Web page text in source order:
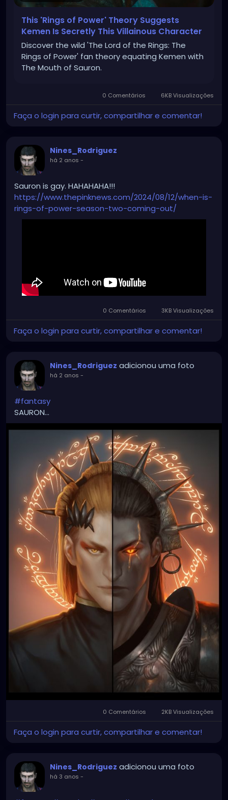
This 'Rings of Power' Theory Suggests
Kemen Is Secretly This Villainous Character
Discover the wild 'The Lord of the Rings: The
Rings of Power' fan theory equating Kemen with
The Mouth of Sauron.
0 Comentários 6KB Visualizações
Faça o login para curtir, compartilhar e comentar!
Nines_Rodriguez
há 2 anos -
Sauron is gay. HAHAHAHA!!!
https://www.thepinknews.com/2024/08/12/when-is-
rings-of-power-season-two-coming-out/
0 Comentários 3KB Visualizações
Faça o login para curtir, compartilhar e comentar!
Nines_Rodriguez adicionou uma foto
há 2 anos -
#fantasy
SAURON...
0 Comentários 2KB Visualizações
Faça o login para curtir, compartilhar e comentar!
Nines_Rodriguez adicionou uma foto
há 3 anos -